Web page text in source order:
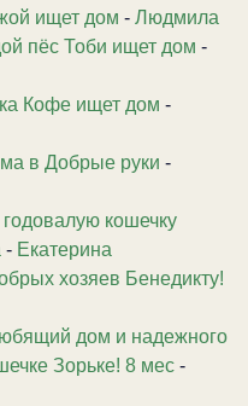
ищет дом - Людмила
пёс Тоби ищет дом -
Кофе ищет дом -
в Добрые руки -
кошечку
- Екатерина
хозяев Бенедикту!
дом и надежного
Зорьке! 8 мес -